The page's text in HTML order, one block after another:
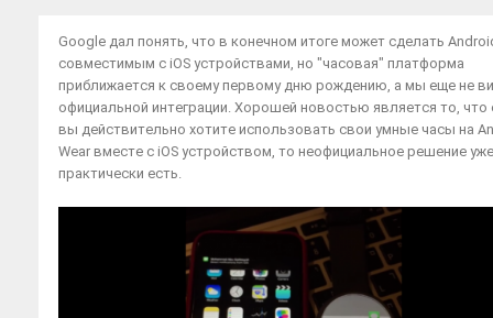
Google дал понять, что в конечном итоге может сделать
совместимым с iOS устройствами, но "часовая" платформа
приближается к своему первому дню рождению, а мы еще не
официальной интеграции. Хорошей новостью является то, что
вы действительно хотите использовать свои умные часы на
Wear вместе с iOS устройством, то неофициальное решение уже
практически есть.